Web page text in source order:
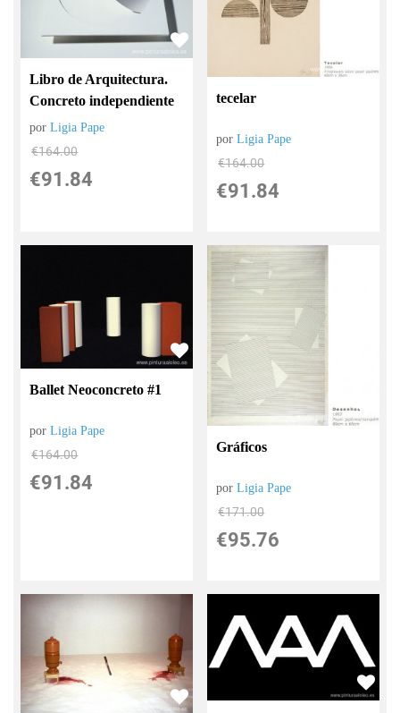
Libro de Arquitectura.
Concreto independiente
porLigia Pape
€164.00
€91.84
tecelar
porLigia Pape
€164.00
€91.84
Ballet Neoconcreto #1
porLigia Pape
€164.00
€91.84
Gráficos
porLigia Pape
€171.00
€95.76